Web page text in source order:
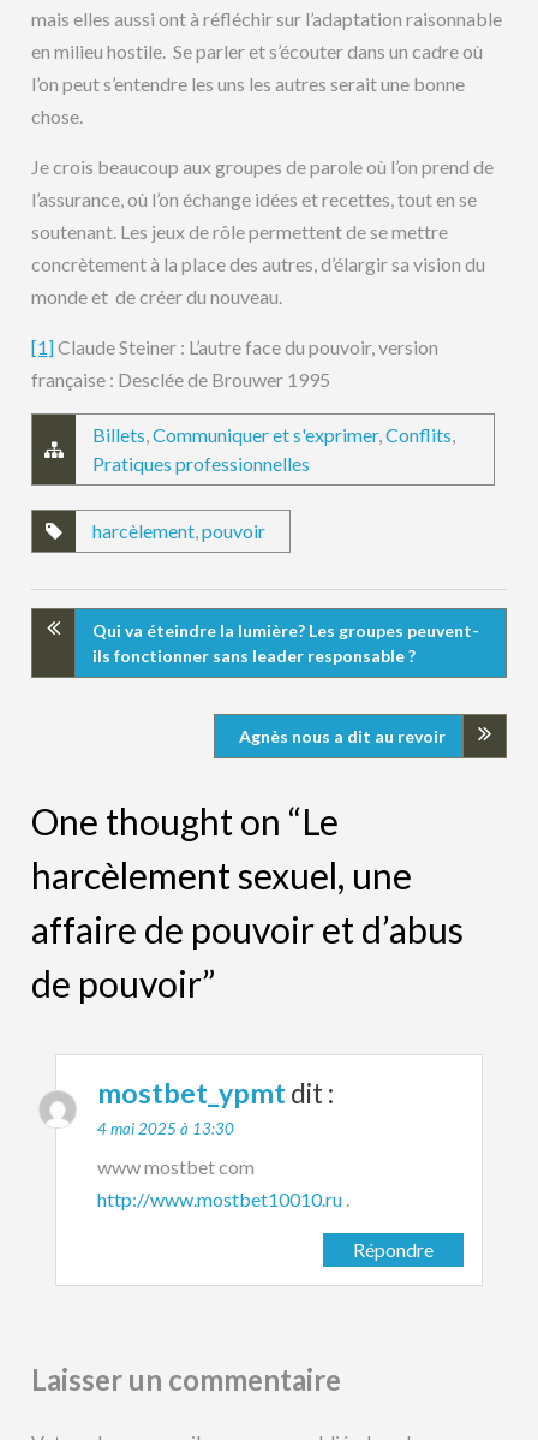
mais elles aussi ont à réfléchir sur l’adaptation raisonnable
en milieu hostile. Se parler et s’écouter dans un cadre où
l’on peut s’entendre les uns les autres serait une bonne
chose.
Je crois beaucoup aux groupes de parole où l’on prend de
l’assurance, où l’on échange idées et recettes, tout en se
soutenant. Les jeux de rôle permettent de se mettre
concrètement à la place des autres, d’élargir sa vision du
monde et de créer du nouveau.
[1]Claude Steiner : L’autre face du pouvoir, version
française : Desclée de Brouwer 1995
Billets,Communiquer et s'exprimer,Conflits,
Pratiques professionnelles
harcèlement,pouvoir
Qui va éteindre la lumière? Les groupes peuvent-
ils fonctionner sans leader responsable ?
Agnès nous a dit au revoir
One thought on “Le
harcèlement sexuel, une
affaire de pouvoir et d’abus
de pouvoir”
mostbet_ypmt dit :
4 mai 2025 à 13:30
www mostbet com
http://www.mostbet10010.ru .
Répondre
Laisser un commentaire